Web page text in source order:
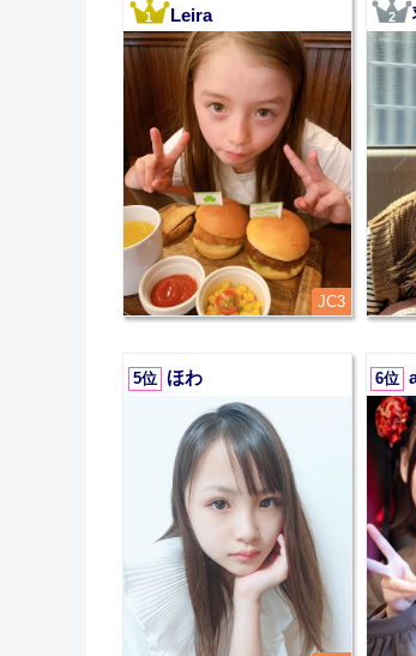
1 Leira
JC3
2
5位 ほわ 6位